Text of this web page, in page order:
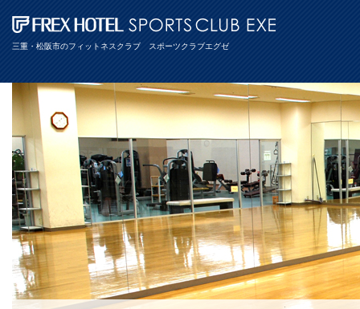
三重・松阪市のフィットネスクラブ スポーツクラブエグゼ